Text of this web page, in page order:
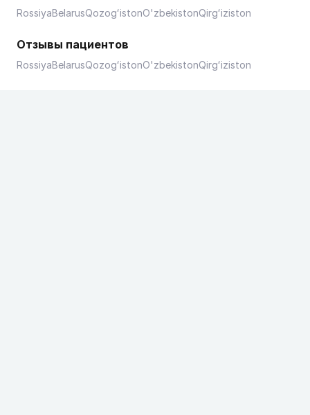
RossiyaBelarusQozogʻistonO'zbekistonQirgʻiziston
Отзывы пациентов
RossiyaBelarusQozogʻistonO'zbekistonQirgʻiziston